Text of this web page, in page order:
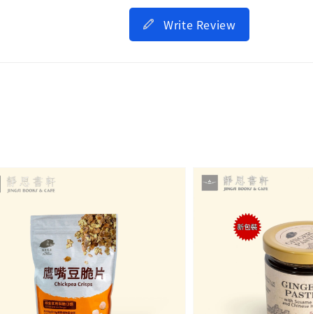
Write Review